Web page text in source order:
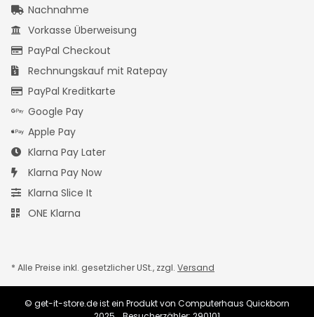
Nachnahme
Vorkasse Überweisung
PayPal Checkout
Rechnungskauf mit Ratepay
PayPal Kreditkarte
Google Pay
Apple Pay
Klarna Pay Later
Klarna Pay Now
Klarna Slice It
ONE Klarna
* Alle Preise inkl. gesetzlicher USt., zzgl. Versand
© get-it-store.de ist ein Produkt von Computerhaus Quickborn